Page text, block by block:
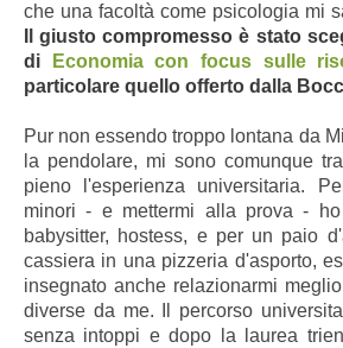
che una facoltà come psicologia mi
Il giusto compromesso è stato
di
Economia con focus sulle
particolare quello offerto dalla
Pur non essendo troppo lontana da
la pendolare, mi sono comunque
pieno l'esperienza universitaria.
minori - e mettermi alla prova -
babysitter, hostess, e per un paio
cassiera in una pizzeria d'asporto,
insegnato anche relazionarmi
diverse da me. Il percorso
senza intoppi e dopo la laurea